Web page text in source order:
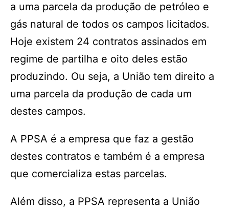
a uma parcela da produção de petróleo e
gás natural de todos os campos licitados.
Hoje existem 24 contratos assinados em
regime de partilha e oito deles estão
produzindo. Ou seja, a União tem direito a
uma parcela da produção de cada um
destes campos.
A PPSA é a empresa que faz a gestão
destes contratos e também é a empresa
que comercializa estas parcelas.
Além disso, a PPSA representa a União